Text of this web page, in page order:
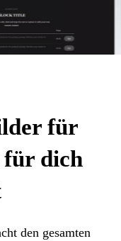
für
für dich
den gesamten